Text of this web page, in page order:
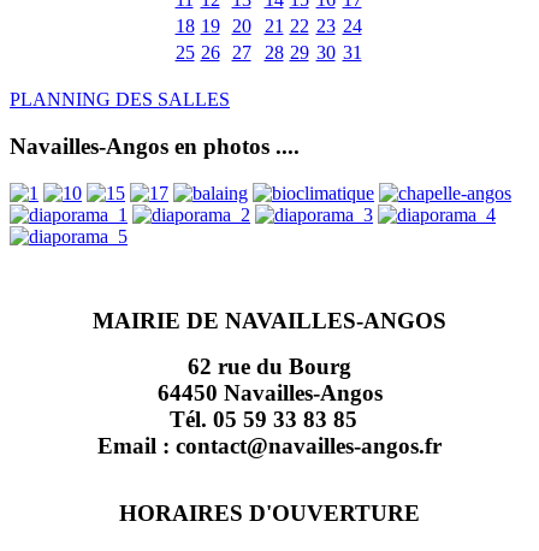
18 19 20 21 22 23 24
25 26 27 28 29 30 31
PLANNING DES SALLES
Navailles-Angos en photos ....
MAIRIE DE NAVAILLES-ANGOS
62 rue du Bourg
64450 Navailles-Angos
Tél. 05 59 33 83 85
Email : contact@navailles-angos.fr
HORAIRES D'OUVERTURE